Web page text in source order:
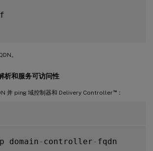
f
。
析和服务可访问性
并 ping 域控制器和 Delivery Controller™：
domain
- controller - fqdn